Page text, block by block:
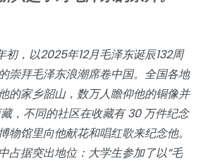
，以2025年12月毛泽东诞辰132周
崇拜毛泽东浪潮席卷中国。全国各地
的家乡韶山，数万人瞻仰他的铜像并
，不同的社区在收藏有 30 万件纪念
物馆里向他献花和唱红歌来纪念他。
占据突出地位：大学生参加了以“毛